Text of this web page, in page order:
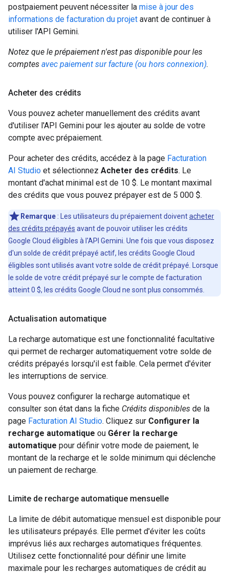
postpaiement peuvent nécessiter la mise à jour des
informations de facturation du projet avant de continuer à
utiliser l'API Gemini.
Notez que le prépaiement n'est pas disponible pour les
comptes avec paiement sur facture (ou hors connexion).
Acheter des crédits
Vous pouvez acheter manuellement des crédits avant
d'utiliser l'API Gemini pour les ajouter au solde de votre
compte avec prépaiement.
Pour acheter des crédits, accédez à la page Facturation
AI Studio et sélectionnez Acheter des crédits. Le
montant d'achat minimal est de 10 $. Le montant maximal
des crédits que vous pouvez prépayer est de 5 000 $.
Remarque : Les utilisateurs du prépaiement doiventacheter
des crédits prépayés avant de pouvoir utiliser les crédits
Google Cloud éligibles à l'API Gemini. Une fois que vous disposez
d'un solde de crédit prépayé actif, les crédits Google Cloud
éligibles sont utilisés avant votre solde de crédit prépayé. Lorsque
le solde de votre crédit prépayé sur le compte de facturation
atteint 0 $, les crédits Google Cloud ne sont plus consommés.
Actualisation automatique
La recharge automatique est une fonctionnalité facultative
qui permet de recharger automatiquement votre solde de
crédits prépayés lorsqu'il est faible. Cela permet d'éviter
les interruptions de service.
Vous pouvez configurer la recharge automatique et
consulter son état dans la fiche Crédits disponibles de la
page Facturation AI Studio. Cliquez sur Configurer la
recharge automatique ou Gérer la recharge
automatique pour définir votre mode de paiement, le
montant de la recharge et le solde minimum qui déclenche
un paiement de recharge.
Limite de recharge automatique mensuelle
La limite de débit automatique mensuel est disponible pour
les utilisateurs prépayés. Elle permet d'éviter les coûts
imprévus liés aux recharges automatiques fréquentes.
Utilisez cette fonctionnalité pour définir une limite
maximale pour les recharges automatiques de crédit au